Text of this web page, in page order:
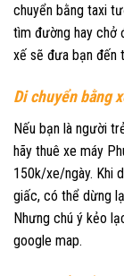
chuyển bằng taxi
tìm đường hay chở
xế sẽ đưa bạn đến
Di chuyển bằng
Nếu bạn là người
hãy thuê xe máy
150k/xe/ngày. Khi
giấc, có thể dừng
Nhưng chú ý kẻo
google map.